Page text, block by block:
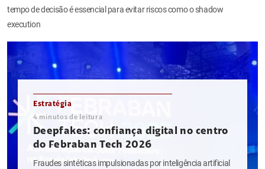
tempo de decisão é essencial para evitar riscos como o shadow
execution
Estratégia
4 minutos de leitura
Deepfakes: confiança digital no centro
do Febraban Tech 2026
Fraudes sintéticas impulsionadas por inteligência artificial